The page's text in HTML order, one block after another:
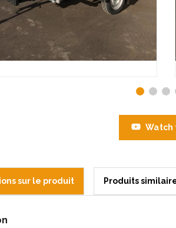
Watch
sur le produit Produits